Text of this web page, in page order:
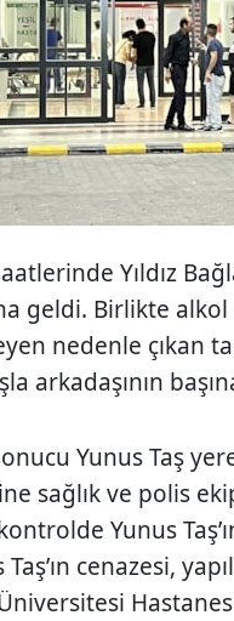
Yıldız
geldi. Birlikte alkol
nedenle çıkan
arkadaşının
Yunus Taş
sağlık ve polis
Yunus
cenazesi,